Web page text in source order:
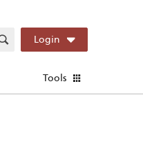
Login
Tools